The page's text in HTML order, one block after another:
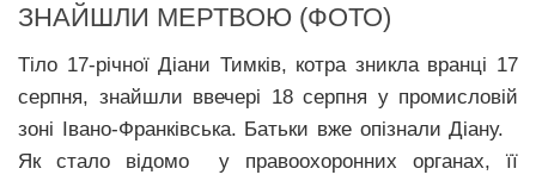
ЗНАЙШЛИ МЕРТВОЮ (ФОТО)
Тіло 17-річної Діани Тимків, котра зникла вранці 17
серпня, знайшли ввечері 18 серпня у промисловій
зоні Івано-Франківська. Батьки вже опізнали Діану.
Як стало відомо у правоохоронних органах, її